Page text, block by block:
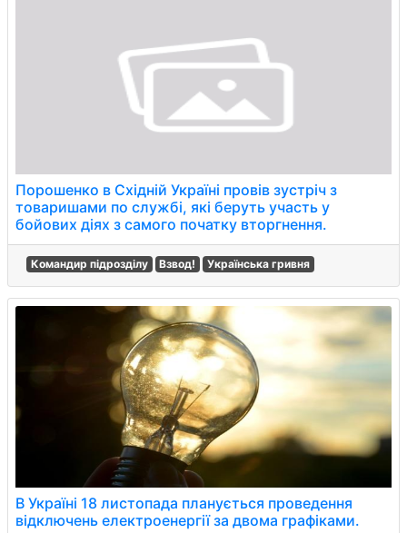
Порошенко в Східній Україні провів зустріч з
товаришами по службі, які беруть участь у
бойових діях з самого початку вторгнення.
Командир підрозділу Взвод! Українська гривня
В Україні 18 листопада планується проведення
відключень електроенергії за двома графіками.